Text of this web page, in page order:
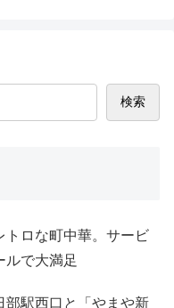
検索
トロな町中華。サービ
ルで大満足
部駅西口と「やまや新